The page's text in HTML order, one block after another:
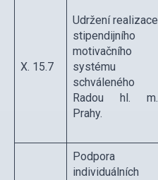
X. 15.7
Udržení realizace
stipendijního
motivačního
systému
schváleného
Radou hl. m.
Prahy.
Podpora
individuálních